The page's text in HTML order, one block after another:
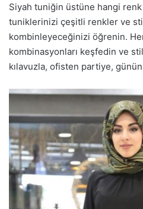
Siyah tuniğin üstüne hangi
tuniklerinizi çeşitli renkler ve
kombinleyeceğinizi öğrenin.
kombinasyonları keşfedin ve
kılavuzla, ofisten partiye, günün